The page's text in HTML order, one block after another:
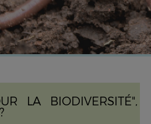
LA BIODIVERSITÉ",